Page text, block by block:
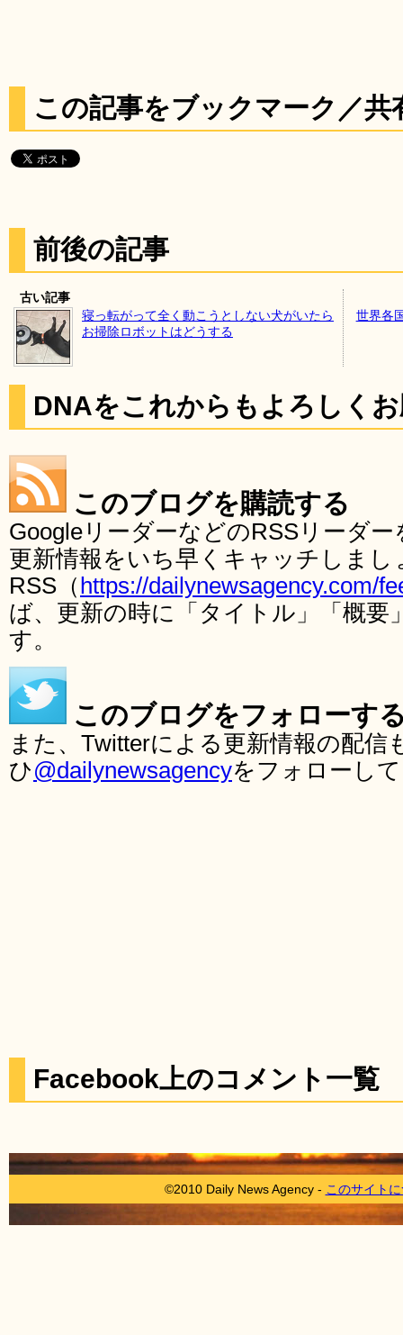
この記事をブックマーク／共
前後の記事
古い記事
寝っ転がって全く動こうとしない犬がいたら
お掃除ロボットはどうする
世界各
DNAをこれからもよろしく
このブログを購読する
GoogleリーダーなどのRSSリーダ
更新情報をいち早くキャッチしま
RSS（ https://dailynewsagency.com/
ば、更新の時に「タイトル」「概要
す。
このブログをフォローす
また、Twitterによる更新情報の配
ひ@dailynewsagencyをフォローし
Facebook上のコメント一覧
©2010 Daily News Agency - このサイト